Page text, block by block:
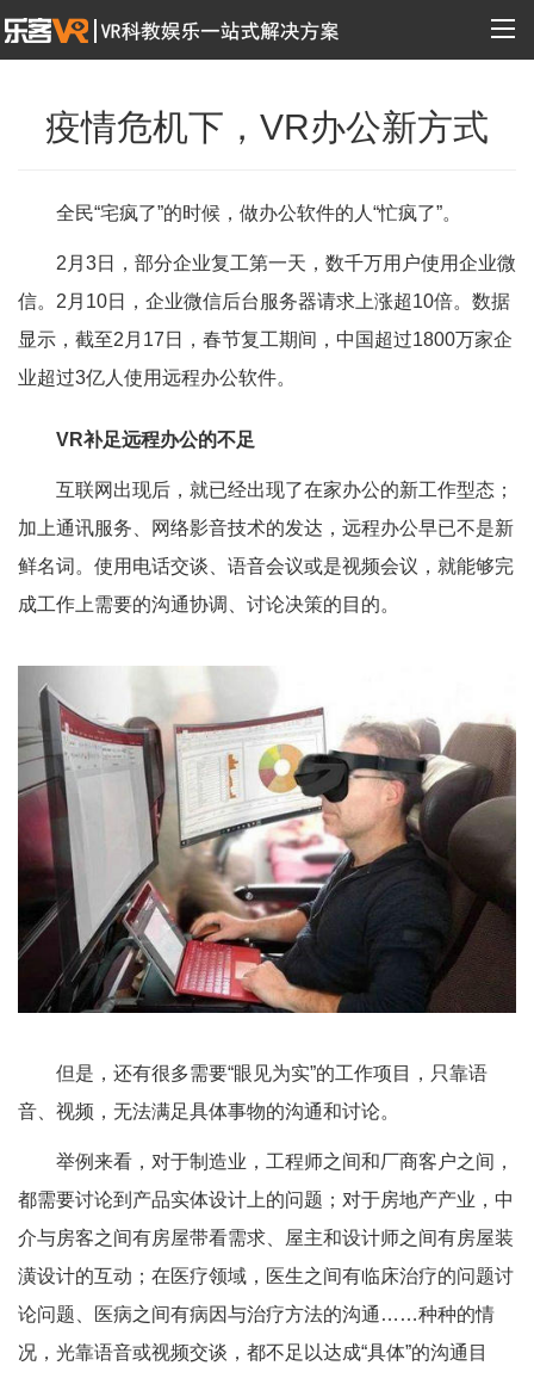
疫情危机下，VR办公新方式
全民“宅疯了”的时候，做办公软件的人“忙疯了”。
2月3日，部分企业复工第一天，数千万用户使用企业微
信。2月10日，企业微信后台服务器请求上涨超10倍。数据
显示，截至2月17日，春节复工期间，中国超过1800万家企
业超过3亿人使用远程办公软件。
VR补足远程办公的不足
互联网出现后，就已经出现了在家办公的新工作型态；
加上通讯服务、网络影音技术的发达，远程办公早已不是新
鲜名词。使用电话交谈、语音会议或是视频会议，就能够完
成工作上需要的沟通协调、讨论决策的目的。
但是，还有很多需要“眼见为实”的工作项目，只靠语
音、视频，无法满足具体事物的沟通和讨论。
举例来看，对于制造业，工程师之间和厂商客户之间，
都需要讨论到产品实体设计上的问题；对于房地产产业，中
介与房客之间有房屋带看需求、屋主和设计师之间有房屋装
潢设计的互动；在医疗领域，医生之间有临床治疗的问题讨
论问题、医病之间有病因与治疗方法的沟通……种种的情
况，光靠语音或视频交谈，都不足以达成“具体”的沟通目